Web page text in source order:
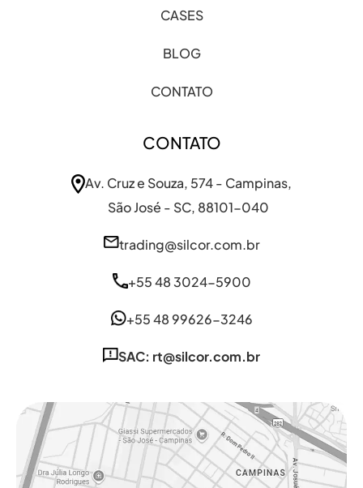
CASES
BLOG
CONTATO
CONTATO
Av. Cruz e Souza, 574 - Campinas,
São José - SC, 88101-040
trading@silcor.com.br
+55 48 3024-5900
+55 48 99626-3246
SAC: rt@silcor.com.br